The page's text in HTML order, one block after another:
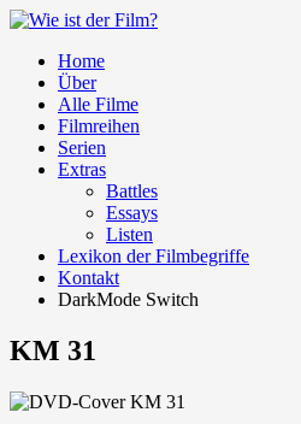
Home
Über
Alle Filme
Filmreihen
Serien
Extras
Battles
Essays
Listen
Lexikon der Filmbegriffe
Kontakt
DarkMode Switch
KM 31